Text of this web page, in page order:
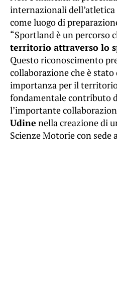
internazionali
come luogo di
“Sportland è un percorso
territorio attraverso lo
Questo riconoscimento
collaborazione che è
importanza per il
fondamentale contributo
l’importante
Udine nella creazione di
Scienze Motorie con sede